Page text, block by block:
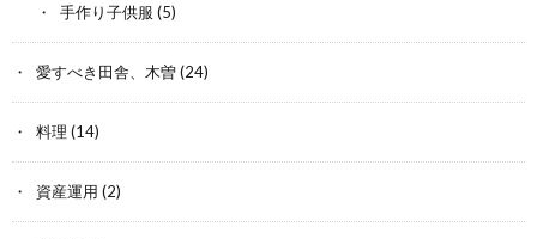
手作り子供服 (5)
愛すべき田舎、木曽(24)
料理 (14)
資産運用 (2)